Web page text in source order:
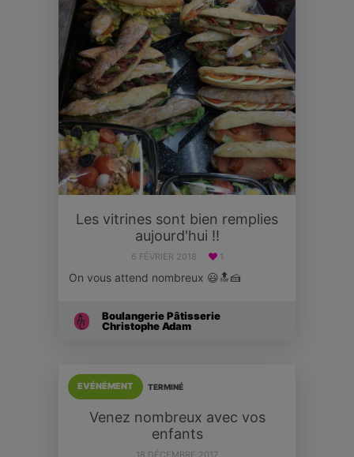
Les vitrines sont bien remplies
aujourd'hui !!
6 FÉVRIER 2018 1
On vous attend nombreux 😃🔝🍰
Boulangerie Pâtisserie
Christophe Adam
TERMINÉ
EVÉNÉMENT
Venez nombreux avec vos
enfants
18 DÉCEMBRE 2017